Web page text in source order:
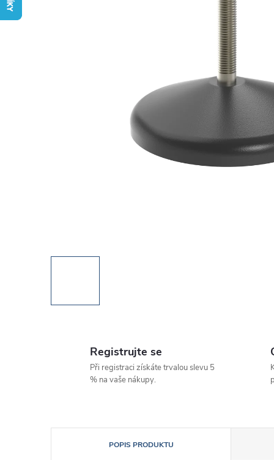
Registrujte se
Při registraci získáte trvalou slevu 5
% na vaše nákupy.
POPIS PRODUKTU